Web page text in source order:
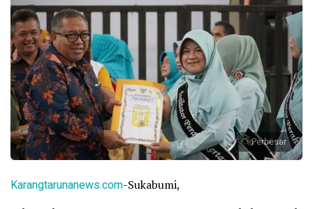
Perbesar
Karangtarunanews.com-Sukabumi,